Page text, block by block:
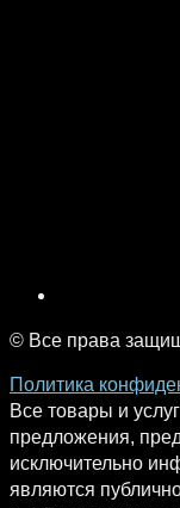
© Все права
Политика
Все товары и
предложения,
исключительно
являются